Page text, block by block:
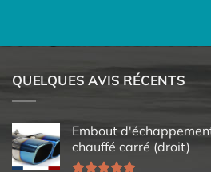
QUELQUES AVIS RÉCENTS
Embout
chauffé carré (droit)